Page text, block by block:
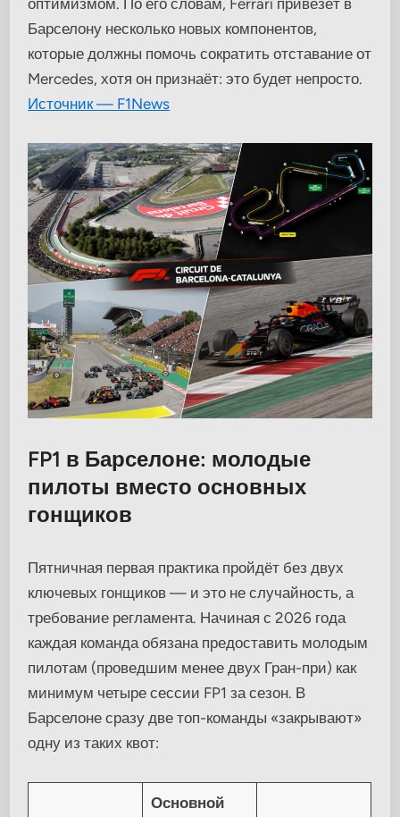
Барселону несколько новых компонентов,
которые должны помочь сократить отставание от
Mercedes, хотя он признаёт: это будет непросто.
Источник — F1News
FP1 в Барселоне: молодые
пилоты вместо основных
гонщиков
Пятничная первая практика пройдёт без двух
ключевых гонщиков — и это не случайность, а
требование регламента. Начиная с 2026 года
каждая команда обязана предоставить молодым
пилотам (проведшим менее двух Гран-при) как
минимум четыре сессии FP1 за сезон. В
Барселоне сразу две топ-команды «закрывают»
одну из таких квот:
Основной